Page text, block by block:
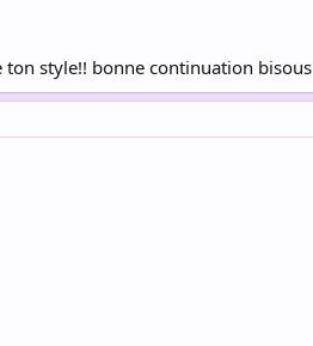
style!! bonne continuation bisous